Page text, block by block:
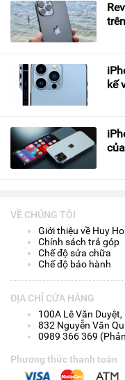
kế
VỀ CHÚNG TÔI
Giới thiệu về Huy
Chính sách trả góp
Chế độ sửa chữa
Chế độ bảo hành
ĐỊA CHỈ CỬA HÀNG
100A Lê Văn
832 Nguyễn Văn
0989 366 369
Phương thức thanh toán